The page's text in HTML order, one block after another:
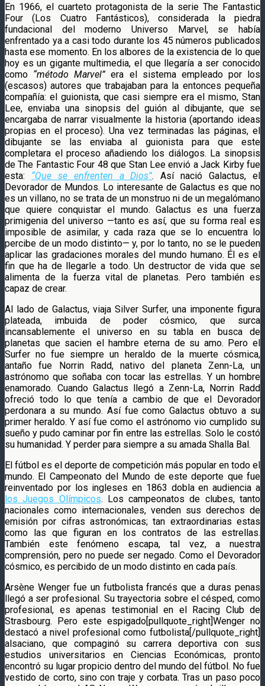
En 1966, el cuarteto protagonista de la serie The Fantastic
Four (Los Cuatro Fantásticos), considerada la piedra
fundacional del moderno Universo Marvel, se había
enfrentado ya a casi todo durante los 45 números publicados
hasta ese momento. En los albores de la existencia de lo que
hoy es un gigante multimedia, el que llegaría a ser conocido
como “método Marvel”era el sistema empleado por los
(escasos) autores que trabajaban para la entonces pequeña
compañía: el guionista, que casi siempre era el mismo, Stan
Lee, enviaba una sinopsis del guión al dibujante, que se
encargaba de narrar visualmente la historia (aportando ideas
propias en el proceso). Una vez terminadas las páginas, el
dibujante se las enviaba al guionista para que este
completara el proceso añadiendo los diálogos. La sinopsis
de The Fantastic Four 48 que Stan Lee envió a Jack Kirby fue
esta: “Que se enfrenten a Dios”. Así nació Galactus, el
Devorador de Mundos. Lo interesante de Galactus es que no
es un villano, no se trata de un monstruo ni de un megalómano
que quiere conquistar el mundo. Galactus es una fuerza
primigenia del universo —tanto es así, que su forma real es
imposible de asimilar, y cada raza que se lo encuentra lo
percibe de un modo distinto— y, por lo tanto, no se le pueden
aplicar las gradaciones morales del mundo humano. Él es el
fin que ha de llegarle a todo. Un destructor de vida que se
alimenta de la fuerza vital de planetas. Pero también es
capaz de crear.
Al lado de Galactus, viaja Silver Surfer, una imponente figura
plateada, imbuida de poder cósmico, que surca
incansablemente el universo en su tabla en busca de
planetas que sacien el hambre eterna de su amo. Pero el
Surfer no fue siempre un heraldo de la muerte cósmica,
antaño fue Norrin Radd, nativo del planeta Zenn-La, un
astrónomo que soñaba con tocar las estrellas. Y un hombre
enamorado. Cuando Galactus llegó a Zenn-La, Norrin Radd
ofreció todo lo que tenía a cambio de que el Devorador
perdonara a su mundo. Así fue como Galactus obtuvo a su
primer heraldo. Y así fue como el astrónomo vio cumplido su
sueño y pudo caminar por fin entre las estrellas. Solo le costó
su humanidad. Y perder para siempre a su amada Shalla Bal.
El fútbol es el deporte de competición más popular en todo el
mundo. El Campeonato del Mundo de este deporte que fue
reinventado por los ingleses en 1863 dobla en audiencia a
los Juegos Olímpicos. Los campeonatos de clubes, tanto
nacionales como internacionales, venden sus derechos de
emisión por cifras astronómicas; tan extraordinarias estas
como las que figuran en los contratos de las estrellas.
También este fenómeno escapa, tal vez, a nuestra
comprensión, pero no puede ser negado. Como el Devorador
cósmico, es percibido de un modo distinto en cada país.
Arsène Wenger fue un futbolista francés que a duras penas
llegó a ser profesional. Su trayectoria sobre el césped, como
profesional, es apenas testimonial en el Racing Club de
Strasbourg. Pero este espigado[pullquote_right]Wenger no
destacó a nivel profesional como futbolista[/pullquote_right]
alsaciano, que compaginó su carrera deportiva con sus
estudios universitarios en Ciencias Económicas, pronto
encontró su lugar propicio dentro del mundo del fútbol. No fue
vestido de corto, sino con traje y corbata. Tras un paso poco